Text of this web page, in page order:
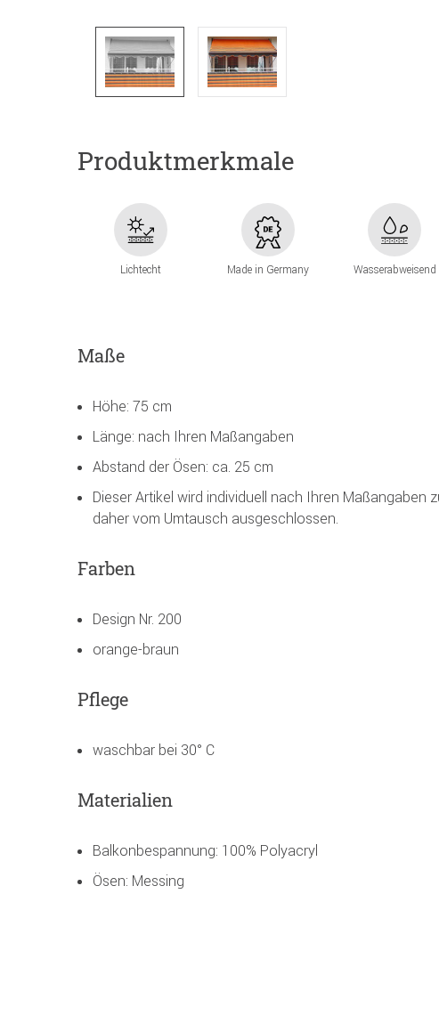
Produktmerkmale
Lichtecht Made in Germany Wasserabweisend
Maße
Höhe: 75 cm
Länge: nach Ihren Maßangaben
Abstand der Ösen: ca. 25 cm
Dieser Artikel wird individuell nach Ihren Maßangaben
daher vom Umtausch ausgeschlossen.
Farben
Design Nr. 200
orange-braun
Pflege
waschbar bei 30° C
Materialien
Balkonbespannung: 100% Polyacryl
Ösen: Messing